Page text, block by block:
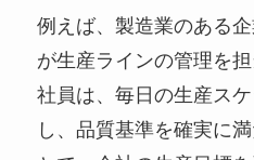
例えば、製造業のある
が生産ラインの管理を
社員は、毎日の生産ス
し、品質基準を確実に